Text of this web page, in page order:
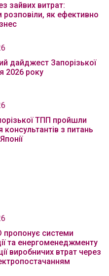
зайвих витрат:
розповіли, як ефективно
дайджест Запорізької
2026 року
ТПП пройшли
консультантів з питань
пропонує системи
та енергоменеджменту
виробничих втрат через